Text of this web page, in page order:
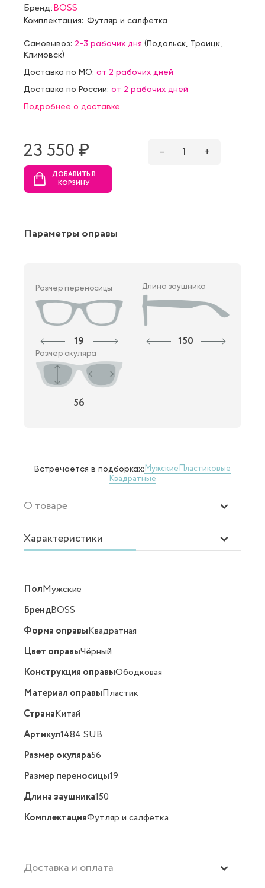
Бренд:BOSS
Комплектация: Футляр и салфетка
Самовывоз: 2-3 рабочих дня (Подольск Троицк
Климовск)
Доставка по МО: от 2 рабочих дней
Доставка по России: от 2 рабочих дней
Подробнее о доставке
23 550 ₷ – 1 +
ДОБАВИТЬ В
КОРЗИНУ
Параметры оправы
Размер переносицы
19
Длина заушника
150
Размер окуляра
56
Встречается в подборках:МужскиеПластиковые
Квадратные
О товаре
Характеристики
ПолМужские
БрендBOSS
Форма оправыКвадратная
Цвет оправыЧёрный
Конструкция оправыОбодковая
Материал оправыПластик
СтранаКитай
Артикул1484 SUB
Размер окуляра56
Размер переносицы19
Длина заушника150
КомплектацияФутляр и салфетка
Доставка и оплата